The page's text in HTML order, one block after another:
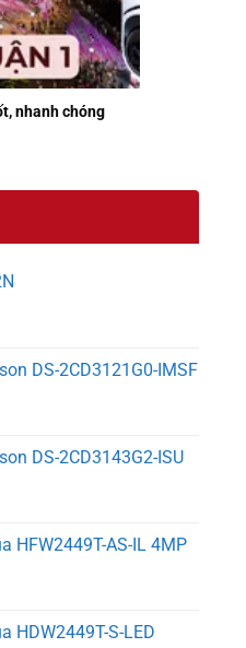
nhanh chóng
DS-2CD3121G0-IMSF
DS-2CD3143G2-ISU
HFW2449T-AS-IL 4MP
HDW2449T-S-LED